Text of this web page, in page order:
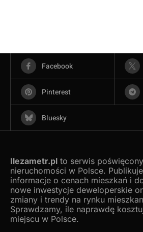
Facebook
Pinterest
Bluesky
Ilezametr.pl to serwis
nieruchomości w Polsce.
informacje o cenach mieszkań i
nowe inwestycje deweloperskie
zmiany i trendy na rynku
Sprawdzamy, ile naprawdę
miejscu w Polsce.